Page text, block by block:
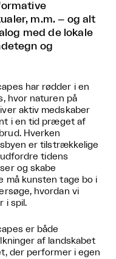
m.m. – og alt
med de lokale
og
har rødder i en
hvor naturen på
aktiv medskaber
i en tid præget af
Hverken
er tilstrækkelige
tidens
og skabe
må kunsten tage bo i
hvordan vi
i spil.
er både
af landskabet
der performer i egen